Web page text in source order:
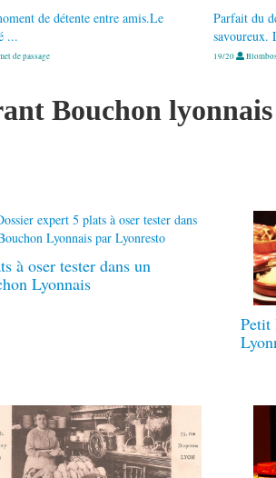
de détente entre amis.Le
...
de passage
Parfait du
savoureux.
19/20 Blombos
Bouchon
à oser tester dans un
Lyonnais
Petit